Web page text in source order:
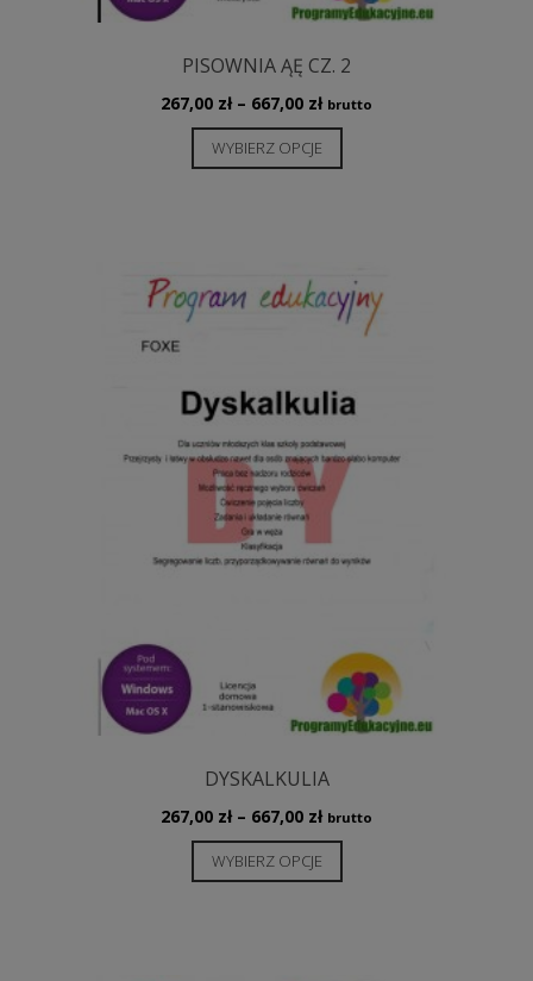
PISOWNIA ĄĘ CZ. 2
267,00 zł – 667,00 złZakres
cen:
267,00 zł
brutto
WYBIERZ OPCJE
produkt
Opcje
można
wybrać
stronie
DYSKALKULIA
267,00 zł – 667,00 złZakres
cen:
267,00 zł
brutto
WYBIERZ OPCJE
produkt